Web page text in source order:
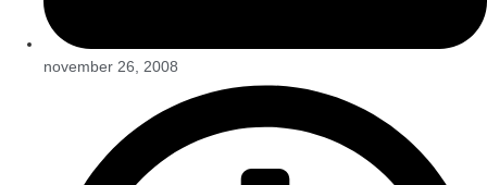
november 26, 2008